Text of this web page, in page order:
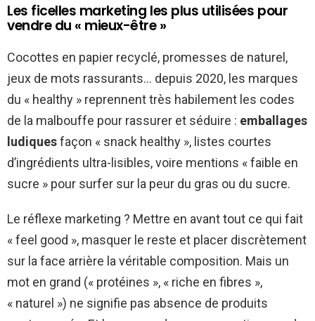
Les ficelles marketing les plus utilisées pour
vendre du « mieux-être »
Cocottes en papier recyclé, promesses de naturel,
jeux de mots rassurants… depuis 2020, les marques
du « healthy » reprennent très habilement les codes
de la malbouffe pour rassurer et séduire : emballages
ludiquesfaçon « snack healthy », listes courtes
d’ingrédients ultra-lisibles, voire mentions « faible en
sucre » pour surfer sur la peur du gras ou du sucre.
Le réflexe marketing ? Mettre en avant tout ce qui fait
« feel good », masquer le reste et placer discrètement
sur la face arrière la véritable composition. Mais un
mot en grand (« protéines », « riche en fibres »,
« naturel ») ne signifie pas absence de produits